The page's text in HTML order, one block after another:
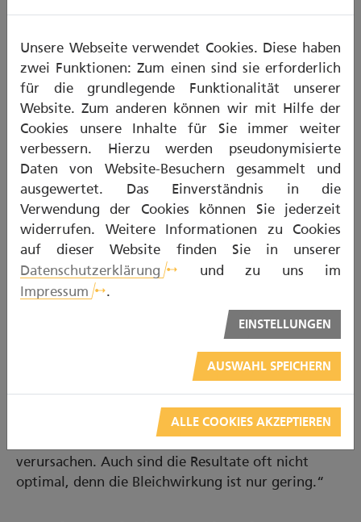
erneuert bis der verfärbte Zahn an die restliche
Ist Bleaching gut für die Zähne?
Nur fachgerecht von der Zahnärztin oder dem
Zahnarzt durchgeführte Bleichmethoden sind nach
heutigem Wissensstand sicher. Nach gegenwärtiger
wissenschaftlicher Datenlage sind keine Schäden an
Zähnen oder Zahnfleisch zu erwarten. Während
oder kurz nach einem Bleaching können Zähne
vorübergehend empfindlich auf Reize wie Hitze,
Kälte oder Berührung reagieren. Dagegen helfen
desensibilisierende Zahnpasten oder Fluoridgel. Die
Zahnärztin oder der Zahnarzt trägt letzteres am
Ende des Bleachings auf. „Vom Bleaching mit
freiverkäuflichen Mitteln ist hingegen
grundsätzlich abzuraten“, empfiehlt Trimpou.
„Ungenaue Dosierung und schlecht sitzende
Einsetzen meist herausquillt, können das
Weichgewebe im Mund reizen und Entzündungen
verursachen. Auch sind die Resultate oft nicht
optimal, denn die Bleichwirkung ist nur gering.“
Unsere Webseite verwendet Cookies. Diese haben
zwei Funktionen: Zum einen sind sie erforderlich
für die grundlegende Funktionalität unserer
Website. Zum anderen können wir mit Hilfe der
Cookies unsere Inhalte für Sie immer weiter
verbessern. Hierzu werden pseudonymisierte
Daten von Website-Besuchern gesammelt und
ausgewertet. Das Einverständnis in die
Verwendung der Cookies können Sie jederzeit
widerrufen. Weitere Informationen zu Cookies
auf dieser Website finden Sie in unserer
Datenschutzerklärung
und zu uns im
Impressum
.
EINSTELLUNGEN
AUSWAHL SPEICHERN
ALLE COOKIES AKZEPTIEREN